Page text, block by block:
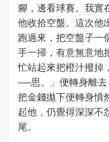
腳，邊看球賽。我實
他收拾空盤。這次他
跑過來，把空盤子一
手一掃，有意無意地
忙站起來把橙汁撥
──思。」便轉身離去
把金錢拋下便轉身憤
起他，仍覺得深深不
尾。